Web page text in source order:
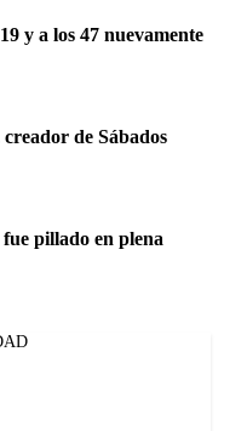
y a los 47 nuevamente
de Sábados
pillado en plena